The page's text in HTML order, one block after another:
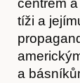
centrem
tíži a
a